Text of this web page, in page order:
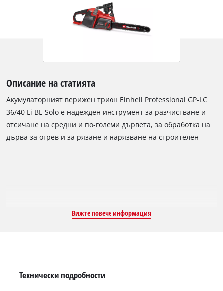
Описание на статията
Акумулаторният верижен трион Einhell Professional GP-LC
36/40 Li BL-Solo е надежден инструмент за разчистване и
отсичане на средни и по-големи дървета, за обработка на
дърва за огрев и за рязане и нарязване на строителен
годишна гаранция. Верижният трион с дължина на рязане
оптимална безопасност за потребителя. Щифт за
Вижте повече информация
Технически подробности